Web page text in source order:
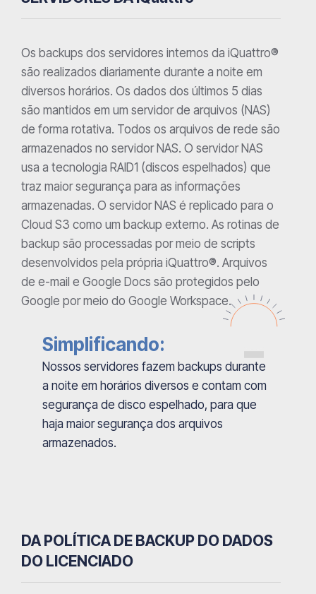
Os backups dos servidores internos da iQuattro®
são realizados diariamente durante a noite em
diversos horários. Os dados dos últimos 5 dias
são mantidos em um servidor de arquivos (NAS)
de forma rotativa. Todos os arquivos de rede são
armazenados no servidor NAS. O servidor NAS
usa a tecnologia RAID1 (discos espelhados) que
traz maior segurança para as informações
armazenadas. O servidor NAS é replicado para o
Cloud S3 como um backup externo. As rotinas de
backup são processadas por meio de scripts
desenvolvidos pela própria iQuattro®. Arquivos
de e-mail e Google Docs são protegidos pelo
Google por meio do Google Workspace.
Simplificando:
Nossos servidores fazem backups durante
a noite em horários diversos e contam com
segurança de disco espelhado, para que
haja maior segurança dos arquivos
armazenados.
DA POLÍTICA DE BACKUP DO DADOS
DO LICENCIADO